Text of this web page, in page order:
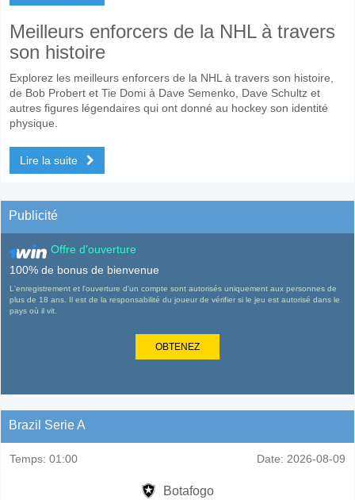
Meilleurs enforcers de la NHL à travers
son histoire
Explorez les meilleurs enforcers de la NHL à travers son histoire,
de Bob Probert et Tie Domi à Dave Semenko, Dave Schultz et
autres figures légendaires qui ont donné au hockey son identité
physique.
Lire la suite
Publicité
Offre d'ouverture
100% de bonus de bienvenue
L'enregistrement et l'ouverture d'un compte sont autorisés uniquement aux personnes de
plus de 18 ans. Il est de la responsabilité du joueur de vérifier si le jeu est autorisé dans le
pays où il vit.
OBTENEZ
Brazil Serie A
Temps: 01:00 Date: 2026-08-09
Botafogo